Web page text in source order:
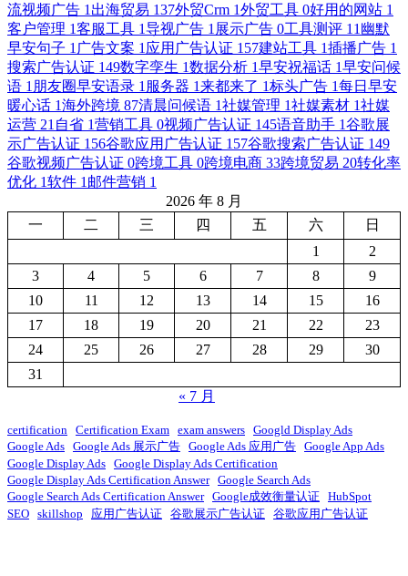
流视频广告 1 出海贸易 137外贸Crm 1外贸工具 0好用的网站 1
客户管理 1客服工具 1导视广告 1 展示广告 0工具测评 11 幽默
早安句子 1 广告文案 1 应用广告认证 157建站工具 1插播广告 1
搜索广告认证 149数字孪生 1数据分析 1早安祝福话 1早安问候
语 1 朋友圈早安语录 1 服务器 1来都来了 1标头广告 1每日早安
暖心话 1海外跨境 87清晨问候语 1社媒管理 1社媒素材 1社媒
运营 21 自省 1营销工具 0视频广告认证 145语音助手 1谷歌展
示广告认证 156谷歌应用广告认证 157谷歌搜索广告认证 149
谷歌视频广告认证 0跨境工具 0跨境电商 33跨境贸易 20转化率
优化 1软件 1 邮件营销 1
2026 年 8 月
一
二 三 四 五 六
日
1
2
3
4 5 6 7 8
9
10
11 12 13 14 15
16
17
18 19 20 21 22
23
24
25 26 27 28 29
30
31
« 7 月
certification Certification Exam exam answers Googld Display Ads
Google Ads Google Ads 展示广告 Google Ads 应用广告 Google App Ads
Google Display Ads Google Display Ads Certification
Google Display Ads Certification Answer Google Search Ads
Google Search Ads Certification Answer Google成效衡量认证 HubSpot
SEO skillshop 应用广告认证 谷歌展示广告认证 谷歌应用广告认证